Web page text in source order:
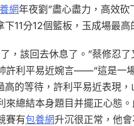
網年夜劉”盡心盡力，高效
11分12個籃板，玉成場最
，該回去休息了。”蔡修忍了
許利平易近婉言——“這是一
高的等待，許利平易近表現
來總結本身題目并擺正心態
賽有包養網升沉很正常，他